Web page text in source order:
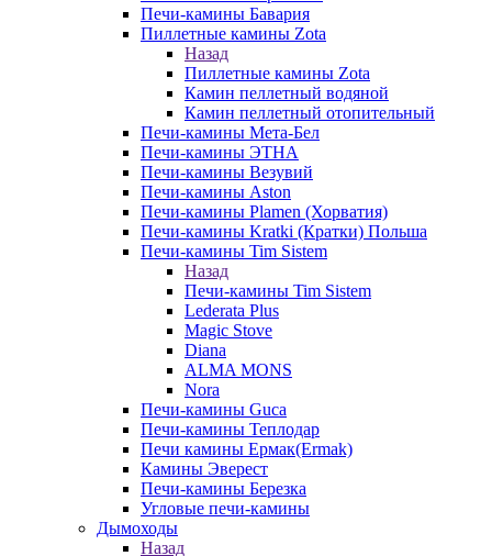
Печи-камины Бавария
Пиллетные камины Zota
Назад
Пиллетные камины Zota
Камин пеллетный водяной
Камин пеллетный отопительный
Печи-камины Мета-Бел
Печи-камины ЭТНА
Печи-камины Везувий
Печи-камины Aston
Печи-камины Plamen (Хорватия)
Печи-камины Kratki (Кратки) Польша
Печи-камины Tim Sistem
Назад
Печи-камины Tim Sistem
Lederata Plus
Magic Stove
Diana
ALMA MONS
Nora
Печи-камины Guca
Печи-камины Теплодар
Печи камины Ермак(Ermak)
Камины Эверест
Печи-камины Березка
Угловые печи-камины
Дымоходы
Назад